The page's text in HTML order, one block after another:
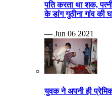
पति करता था शक,
के डांग गुठीना गांव की
— Jun 06 2021
युवक ने अपनी ही